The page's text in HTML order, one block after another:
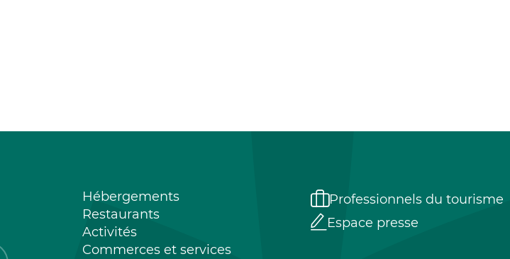
Hébergements
Restaurants
Activités
Commerces et services
Professionnels du tourisme
Espace presse